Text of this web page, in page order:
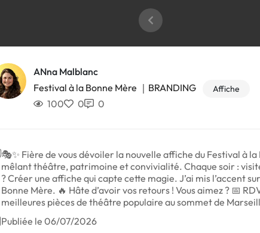
ANna Malblanc
Festival à la Bonne Mère ｜BRANDING
Affiche
100 0 0
🎭✨ Fière de vous dévoiler la nouvelle affiche du Festival à
mêlant théâtre, patrimoine et convivialité. Chaque soir :
? Créer une affiche qui capte cette magie. J’ai mis l’accent
Bonne Mère. 🔥 Hâte d’avoir vos retours ! Vous aimez ? 📅
meilleures pièces de théâtre populaire au sommet de
Publiée le 06/07/2026